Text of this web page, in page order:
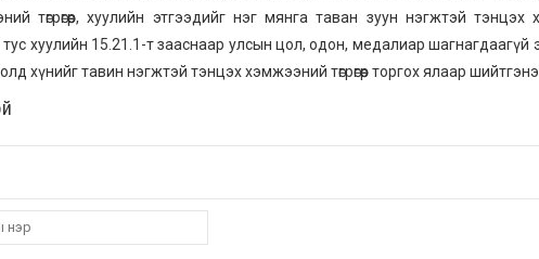
төгрөгөөр, хуулийн этгээдийг нэг мянга таван зуун нэгжтэй тэнцэх
тус хуулийн 15.21.1-т зааснаар улсын цол, одон, медалиар
хүнийг тавин нэгжтэй тэнцэх хэмжээний төгрөгөөр торгох ялаар